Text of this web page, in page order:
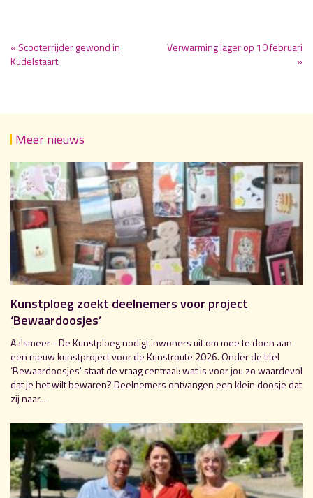
« Scooterrijder gewond in
Kudelstaart
Verwarming lager op 10 februari
»
Meer nieuws
Kunstploeg zoekt deelnemers voor project
‘Bewaardoosjes’
Aalsmeer - De Kunstploeg nodigt inwoners uit om mee te doen aan
een nieuw kunstproject voor de Kunstroute 2026. Onder de titel
‘Bewaardoosjes' staat de vraag centraal: wat is voor jou zo waardevol
dat je het wilt bewaren? Deelnemers ontvangen een klein doosje dat
zij naar...